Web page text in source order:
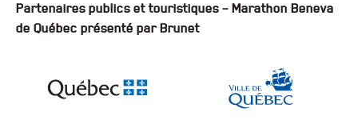
Partenaires publics et touristiques – Marathon Beneva
de Québec présenté par Brunet